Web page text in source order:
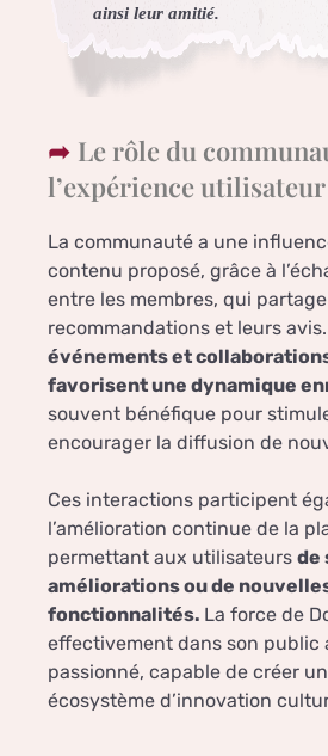
ainsi leur amitié.
Le rôle du
l’expérience utilisateur
La communauté a une
contenu proposé, grâce à
entre les membres, qui
recommandations et leurs avis.
événements et
favorisent une dynamique
souvent bénéfique pour
encourager la diffusion de
Ces interactions participent
l’amélioration continue de la
permettant aux utilisateurs de
améliorations ou de
fonctionnalités. La force de
effectivement dans son public
passionné, capable de créer
écosystème d’innovation